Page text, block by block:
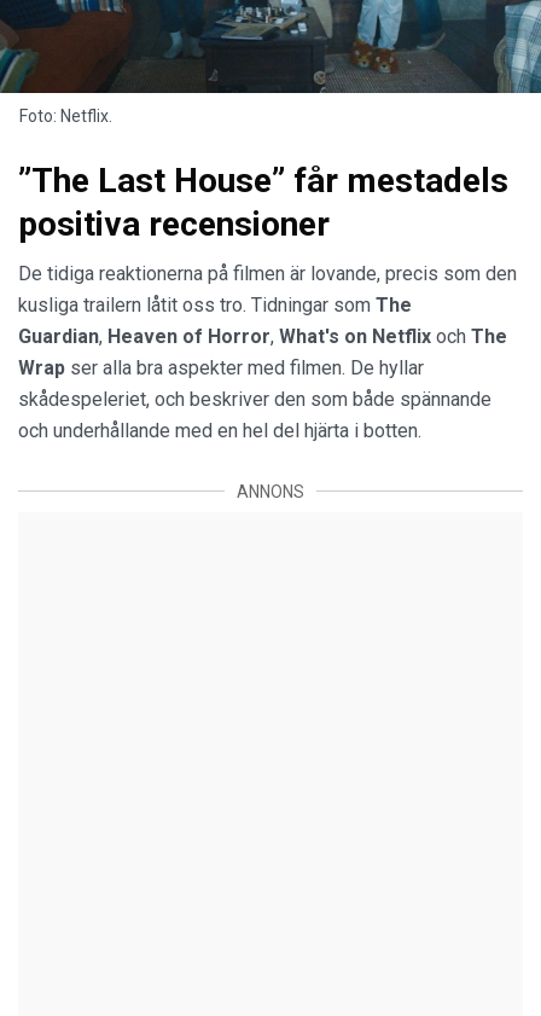
Foto: Netflix.
”The Last House” får mestadels
positiva recensioner
De tidiga reaktionerna på filmen är lovande, precis som den
kusliga trailern låtit oss tro. Tidningar som The
Guardian, Heaven of Horror, What's on Netflix och The
Wrap ser alla bra aspekter med filmen. De hyllar
skådespeleriet, och beskriver den som både spännande
och underhållande med en hel del hjärta i botten.
ANNONS